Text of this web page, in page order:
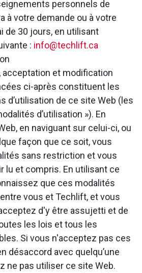
personnels de
à votre demande ou à votre
de 30 jours, en utilisant
: info@techlift.ca
acceptation et modification
ci-après constituent les
d’utilisation de ce site Web (les
d’utilisation »). En
en naviguant sur celui-ci, ou
façon que ce soit, vous
sans restriction et vous
lu et compris. En utilisant ce
que ces modalités
vous et Techlift, et vous
d'y être assujetti et de
les lois et tous les
Si vous n'acceptez pas ces
désaccord avec quelqu’une
ne pas utiliser ce site Web.